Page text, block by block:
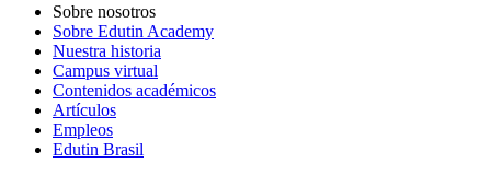
Sobre nosotros
Sobre Edutin Academy
Nuestra historia
Campus virtual
Contenidos académicos
Artículos
Empleos
Edutin Brasil